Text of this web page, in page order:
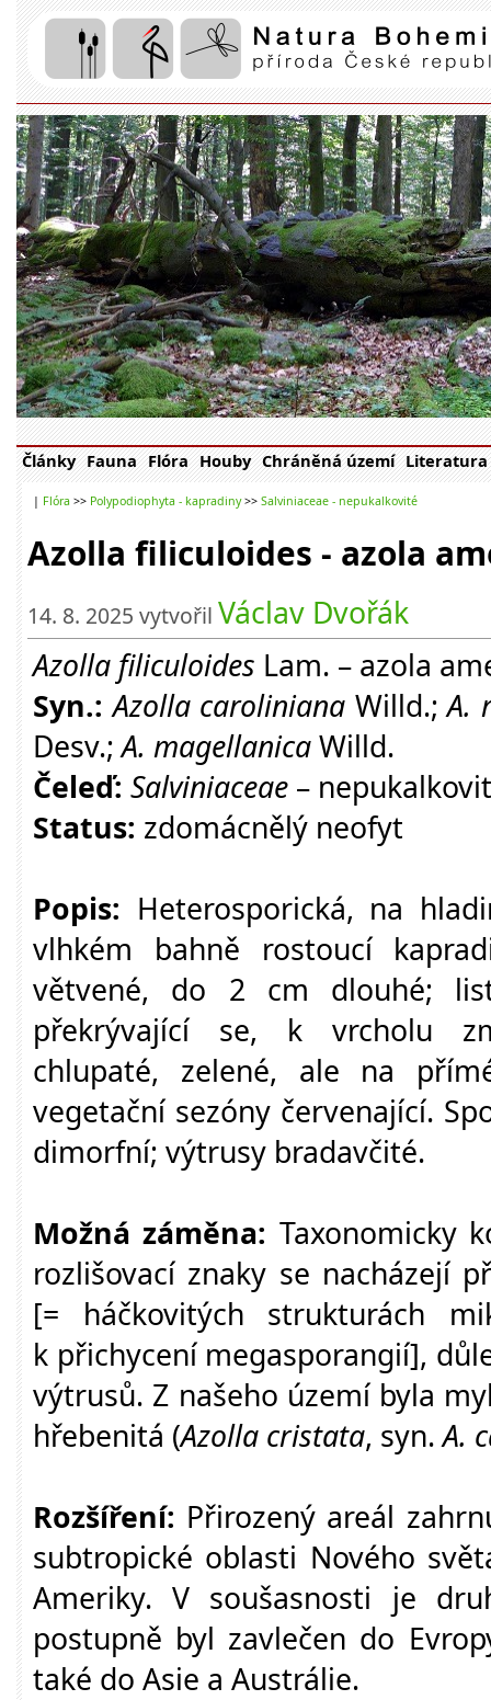
Články Fauna Flóra Houby Chráněná území Literatura
| Flóra >> Polypodiophyta - kapradiny>> Salviniaceae - nepukalkovité
Azolla filiculoides - azola
14. 8. 2025 vytvořil Václav Dvořák
Azolla filiculoides Lam. – azola
Syn.: Azolla caroliniana Willd.;A.
Desv.;A. magellanicaWilld.
Čeleď: Salviniaceae –
Status: zdomácnělý neofyt
Popis: Heterosporická, na
vlhkém bahně rostoucí
větvené, do 2 cm dlouhé;
překrývající se, k vrcholu
chlupaté, zelené, ale na
vegetační sezóny červenající.
dimorfní; výtrusy bradavčité.
Možná záměna: Taxonomicky
rozlišovací znaky se nacházejí
[= háčkovitých strukturách
k přichycení megasporangií],
výtrusů. Z našeho území byla
hřebenitá (Azolla cristata, syn.A.
Rozšíření: Přirozený areál
subtropické oblasti Nového
Ameriky. V soušasnosti je
postupně byl zavlečen do
také do Asie a Austrálie.